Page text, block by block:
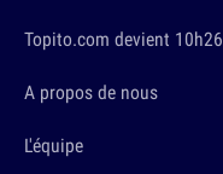
Topito.com devient 10h26
A propos de nous
L'équipe